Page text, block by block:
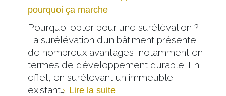
pourquoi ça marche
Pourquoi opter pour une surélévation ?
La surélévation d’un bâtiment présente
de nombreux avantages, notamment en
termes de développement durable. En
effet, en surélevant un immeuble
existant… Lire la suite